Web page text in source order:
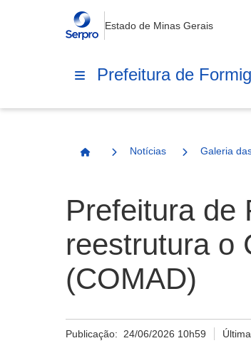
Estado de Minas Gerais
Prefeitura de
Página Inicial
Notícias Galeria
Prefeitura de
reestrutura o
(COMAD)
Publicação: 24/06/2026 10h59